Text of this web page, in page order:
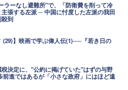
ラーなし避難所"で、「防衛費を削って冷
張する左派 ─ 中国に忖度した左派の我田
殺到
(29)】映画で学ぶ偉人伝(1)──『若き日の
決定に、"公約に掲げていた"はずの与野
進ではあるが「小さな政府」にはほど遠